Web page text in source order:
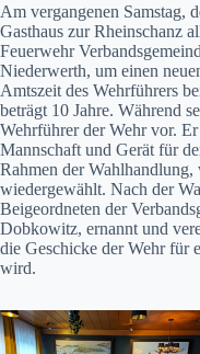
Am vergangenen Samstag,
Gasthaus zur Rheinschanz
Feuerwehr
Niederwerth, um einen
Amtszeit des Wehrführers
beträgt 10 Jahre. Während
Wehrführer der Wehr vor.
Mannschaft und Gerät für
Rahmen der
wiedergewählt. Nach der
Beigeordneten der
Dobkowitz, ernannt und
die Geschicke der Wehr für
wird.